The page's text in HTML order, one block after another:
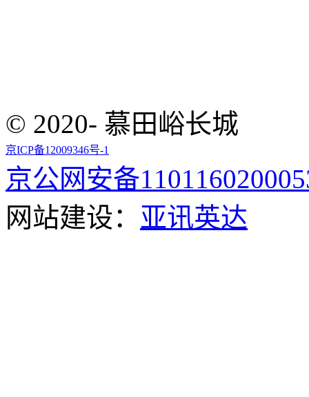
© 2020- 慕田峪长城
京ICP备12009346号-1
京公网安备
网站建设： 亚讯英达